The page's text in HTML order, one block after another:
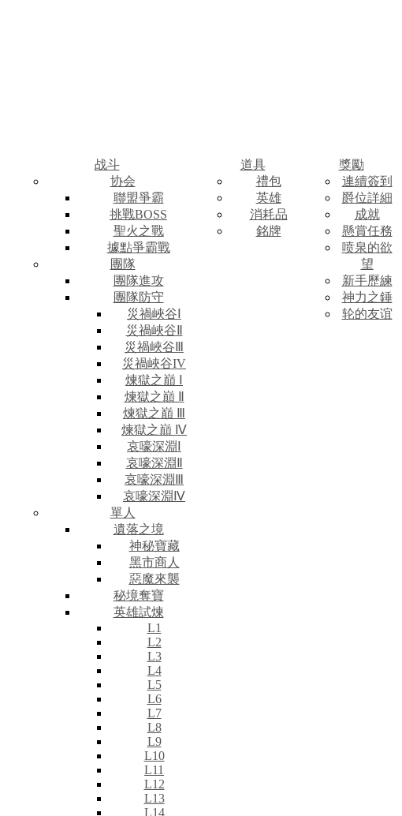
战斗
协会
聯盟爭霸
挑戰BOSS
聖火之戰
據點爭霸戰
團隊
團隊進攻
團隊防守
災禍峽谷Ⅰ
災禍峽谷Ⅱ
災禍峽谷Ⅲ
災禍峽谷IV
煉獄之巔 Ⅰ
煉獄之巔 Ⅱ
煉獄之巔 Ⅲ
煉獄之巔 Ⅳ
哀嚎深淵Ⅰ
哀嚎深淵Ⅱ
哀嚎深淵Ⅲ
哀嚎深淵Ⅳ
單人
遺落之境
神秘寶藏
黑市商人
惡魔來襲
秘境奪寶
英雄試煉
L1
L2
L3
L4
L5
L6
L7
L8
L9
L10
L11
L12
L13
L14
道具
禮包
英雄
消耗品
銘牌
獎勵
連續簽到
爵位詳細
成就
懸賞任務
喷泉的欲
望
新手歷練
神力之錘
轮的友谊